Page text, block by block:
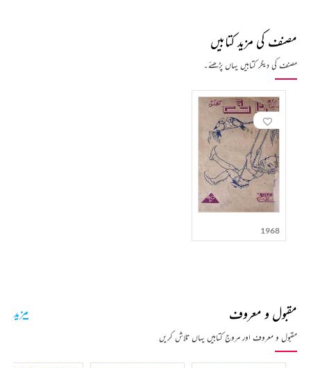
مصنف کی مزید کتابیں
مصنف کی دیگر کتابیں یہاں پڑھئے۔
1968
مقبول و معروف
مقبول و معروف اور مروج کتابیں یہاں تلاش کریں
مزید